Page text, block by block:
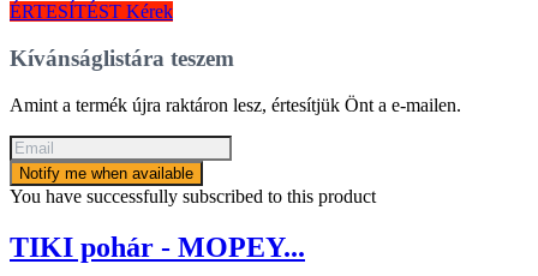
ÉRTESÍTÉST Kérek
Kívánságlistára teszem
Amint a termék újra raktáron lesz, értesítjük Önt a e-mailen.
Notify me when available
You have successfully subscribed to this product
TIKI pohár - MOPEY...